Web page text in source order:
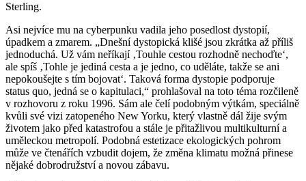
Sterling.
Asi nejvíce mu na cyberpunku vadila jeho posedlost dystopií,
úpadkem a zmarem. „Dnešní dystopická klišé jsou zkrátka až příliš
jednoduchá. Už vám neříkají ‚Touhle cestou rozhodně nechoďte‘,
ale spíš ‚Tohle je jediná cesta a je jedno, co uděláte, takže se ani
nepokoušejte s tím bojovat‘. Taková forma dystopie podporuje
status quo, jedná se o kapitulaci,“ prohlašoval na toto téma rozčileně
v rozhovoru z roku 1996. Sám ale čelí podobným výtkám, speciálně
kvůli své vizi zatopeného New Yorku, který vlastně dál žije svým
životem jako před katastrofou a stále je přitažlivou multikulturní a
uměleckou metropolí. Podobná estetizace ekologických pohrom
může ve čtenářích vzbudit dojem, že změna klimatu možná přinese
nějaké dobrodružství a novou zábavu.